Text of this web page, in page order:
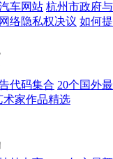
车网站 杭州市政府
络隐私权决议 如何
代码集合 20个国外
术家作品精选